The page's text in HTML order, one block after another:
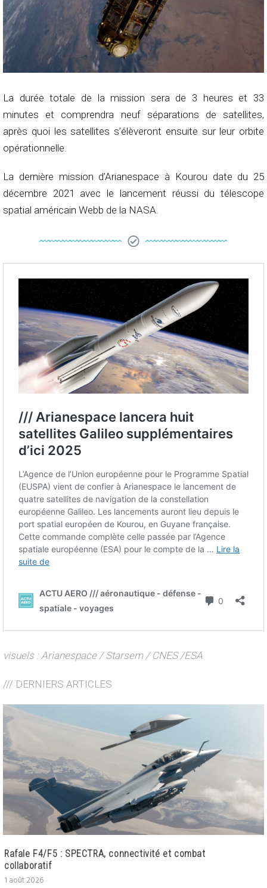
La durée totale de la mission sera de 3 heures et 33
minutes et comprendra neuf séparations de satellites,
après quoi les satellites s’élèveront ensuite sur leur orbite
opérationnelle.
La dernière mission d’Arianespace à Kourou date du 25
décembre 2021 avec le lancement réussi du télescope
spatial américain Webb de la NASA.
visuels : Arianespace / Starsem / CNES /ESA
/// DERNIERS ARTICLES
Rafale F4/F5 : SPECTRA, connectivité et combat
collaboratif
1 août 2026